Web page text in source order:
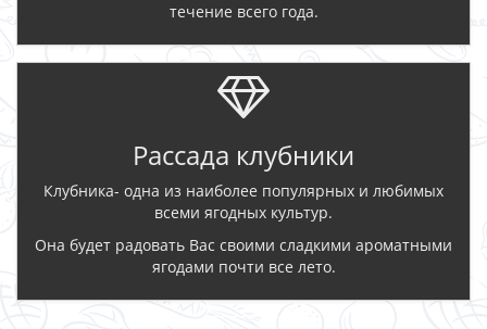
течение всего года.
Рассада клубники
Клубника- одна из наиболее популярных и любимых
всеми ягодных культур.
Она будет радовать Вас своими сладкими ароматными
ягодами почти все лето.